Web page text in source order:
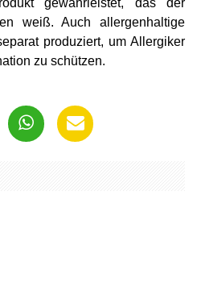
weiß. Auch allergenhaltige
produziert, um Allergiker
zu schützen.